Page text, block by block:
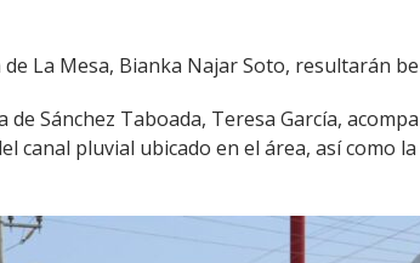
La Mesa, Bianka Najar Soto, resultarán
Sánchez Taboada, Teresa García,
pluvial ubicado en el área, así como